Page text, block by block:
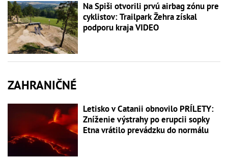
Na Spiši otvorili prvú airbag zónu pre
cyklistov: Trailpark Žehra získal
podporu kraja VIDEO
ZAHRANIČNÉ
Letisko v Catanii obnovilo PRÍLETY:
Zníženie výstrahy po erupcii sopky
Etna vrátilo prevádzku do normálu